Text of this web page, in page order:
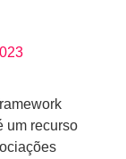
recurso